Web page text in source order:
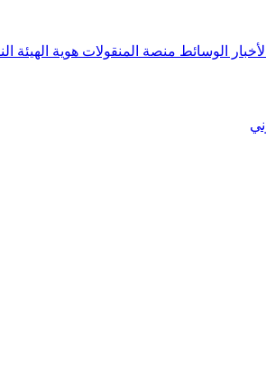
الأخبار الوسائط منصة المنقولات هوية الهيئة